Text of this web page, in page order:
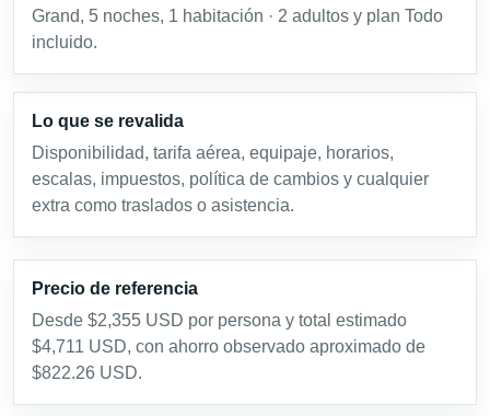
Grand, 5 noches, 1 habitación · 2 adultos y plan Todo
incluido.
Lo que se revalida
Disponibilidad, tarifa aérea, equipaje, horarios,
escalas, impuestos, política de cambios y cualquier
extra como traslados o asistencia.
Precio de referencia
Desde $2,355 USD por persona y total estimado
$4,711 USD, con ahorro observado aproximado de
$822.26 USD.